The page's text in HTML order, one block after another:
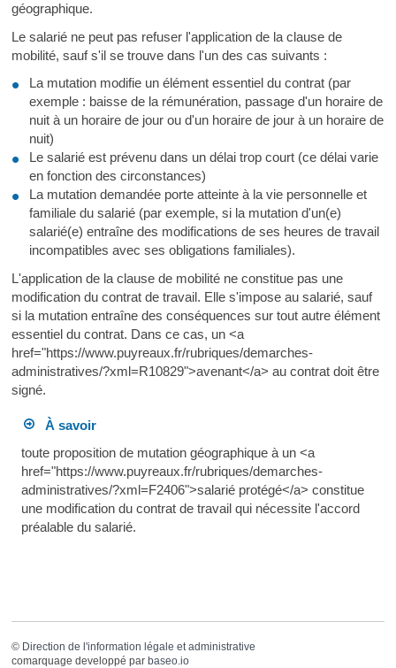
géographique.
Le salarié ne peut pas refuser l'application de la clause de
mobilité, sauf s'il se trouve dans l'un des cas suivants :
La mutation modifie un élément essentiel du contrat (par
exemple : baisse de la rémunération, passage d'un horaire de
nuit à un horaire de jour ou d'un horaire de jour à un horaire de
nuit)
Le salarié est prévenu dans un délai trop court (ce délai varie
en fonction des circonstances)
La mutation demandée porte atteinte à la vie personnelle et
familiale du salarié (par exemple, si la mutation d'un(e)
salarié(e) entraîne des modifications de ses heures de travail
incompatibles avec ses obligations familiales).
L'application de la clause de mobilité ne constitue pas une
modification du contrat de travail. Elle s'impose au salarié, sauf
si la mutation entraîne des conséquences sur tout autre élément
essentiel du contrat. Dans ce cas, un <a
href="https://www.puyreaux.fr/rubriques/demarches-
administratives/?xml=R10829">avenant</a> au contrat doit être
signé.
À savoir
toute proposition de mutation géographique à un <a
href="https://www.puyreaux.fr/rubriques/demarches-
administratives/?xml=F2406">salarié protégé</a> constitue
une modification du contrat de travail qui nécessite l'accord
préalable du salarié.
© Direction de l'information légale et administrative
comarquage developpé par baseo.io